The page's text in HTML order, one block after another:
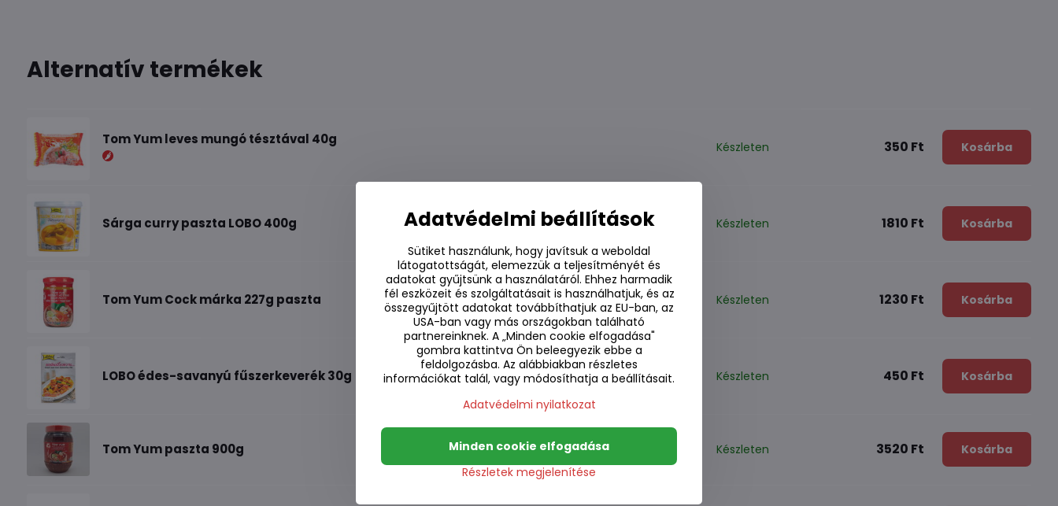
Alternatív termékek
Tom Yum leves mungó tésztával 40g Készleten 350 Ft Kosárba
Sárga curry paszta LOBO 400g Készleten 1810 Ft Kosárba
Tom Yum Cock márka 227g paszta Készleten 1230 Ft Kosárba
LOBO édes-savanyú fűszerkeverék 30g Készleten 450 Ft Kosárba
Tom Yum paszta 900g Készleten 3520 Ft Kosárba
Adatvédelmi beállítások
Sütiket használunk, hogy javítsuk a weboldal
látogatottságát, elemezzük a teljesítményét és
adatokat gyűjtsünk a használatáról. Ehhez harmadik
fél eszközeit és szolgáltatásait is használhatjuk, és az
összegyűjtött adatokat továbbíthatjuk az EU-ban, az
USA-ban vagy más országokban található
partnereinknek. A „Minden cookie elfogadása"
gombra kattintva Ön beleegyezik ebbe a
feldolgozásba. Az alábbiakban részletes
információkat talál, vagy módosíthatja a beállításait.
Adatvédelmi nyilatkozat
Részletek megjelenítése
Minden cookie elfogadása